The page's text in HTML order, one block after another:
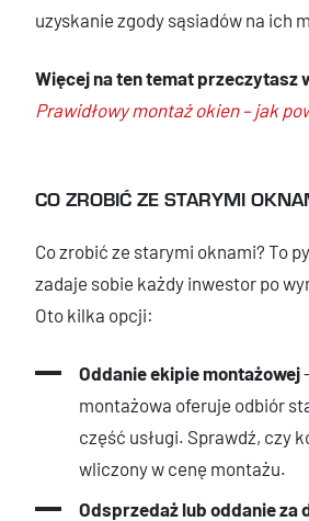
uzyskanie zgody sąsiadów na ich
Więcej na ten temat przeczytasz
Prawidłowy montaż okien – jak
CO ZROBIĆ ZE STARYMI
Co zrobić ze starymi oknami? To
zadaje sobie każdy inwestor po
Oto kilka opcji:
Oddanie ekipie montażowej
montażowa oferuje odbiór
część usługi. Sprawdź, czy
wliczony w cenę montażu.
Odsprzedaż lub oddanie za